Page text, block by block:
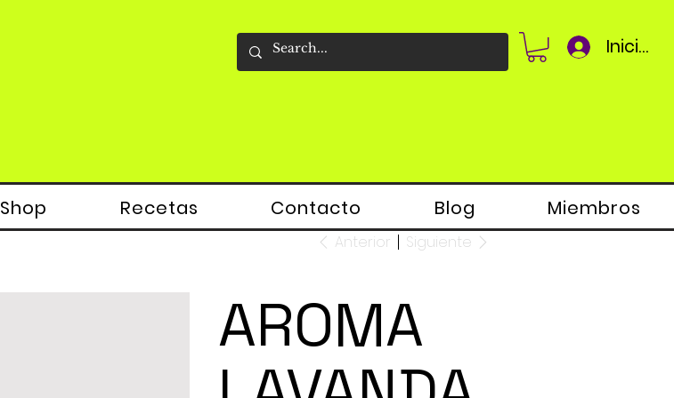
Iniciar
Shop Recetas Contacto Blog Miembros
Anterior Siguiente
AROMA